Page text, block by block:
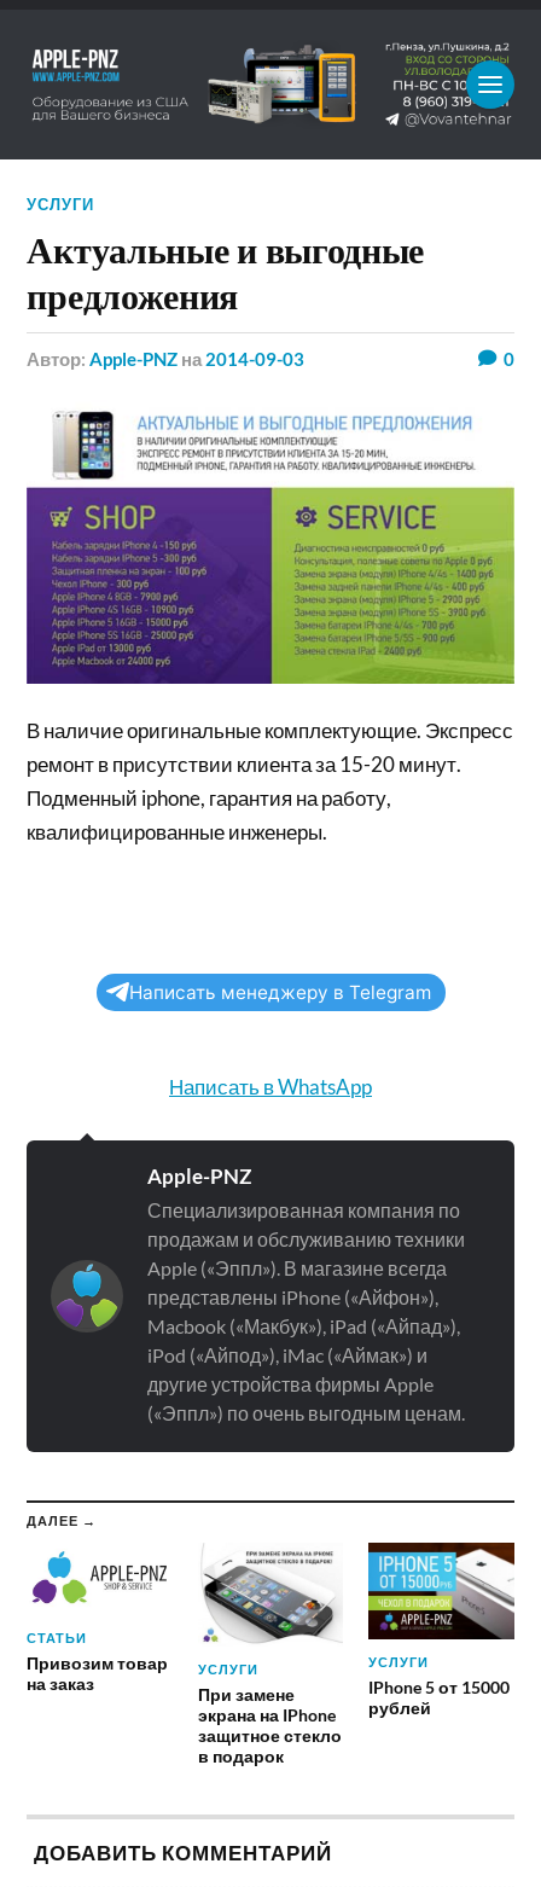
УСЛУГИ
Актуальные и выгодные
предложения
Автор:Apple-PNZ на 2014-09-03 0
В наличие оригинальные комплектующие. Экспресс
ремонт в присутствии клиента за 15-20 минут.
Подменный iphone, гарантия на работу,
квалифицированные инженеры.
Написать менеджеру в Telegram
Написать в WhatsApp
Apple-PNZ
Специализированная компания по
продажам и обслуживанию техники
Apple («Эппл»). В магазине всегда
представлены iPhone («Айфон»),
Macbook («Макбук»), iPad («Айпад»),
iPod («Айпод»), iMac («Аймак») и
другие устройства фирмы Apple
(«Эппл») по очень выгодным ценам.
ДАЛЕЕ →
СТАТЬИ
Привозим товар
на заказ
УСЛУГИ
При замене
экрана на IPhone
защитное стекло
в подарок
УСЛУГИ
IPhone 5 от 15000
рублей
ДОБАВИТЬ КОММЕНТАРИЙ